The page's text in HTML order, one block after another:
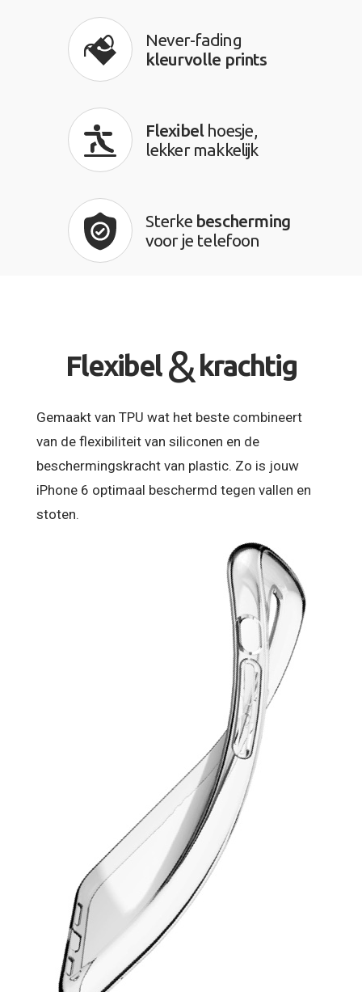
Never-fading
kleurvolle prints
Flexibel hoesje,
lekker makkelijk
Sterke bescherming
voor je telefoon
Flexibel & krachtig
Gemaakt van TPU wat het beste combineert
van de flexibiliteit van siliconen en de
beschermingskracht van plastic. Zo is jouw
iPhone 6 optimaal beschermd tegen vallen en
stoten.